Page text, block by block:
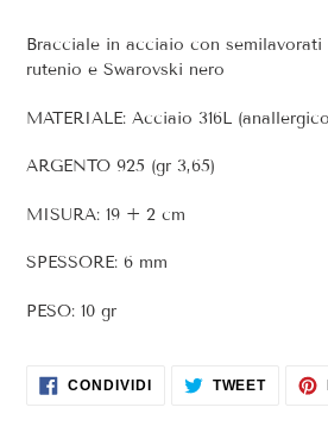
carrello
Bracciale in acciaio con
rutenio e Swarovski nero
MATERIALE: Acciaio 316L
ARGENTO 925 (gr 3,65)
MISURA: 19 + 2 cm
SPESSORE: 6 mm
PESO: 10 gr
CONDIVIDICONDIVIDI
SU
TWEETTWITTA